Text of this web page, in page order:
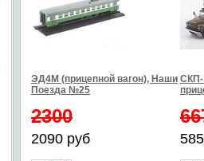
ЭД4М (прицепной вагон), Наши
Поезда №25
2300
2090 руб
СКП-